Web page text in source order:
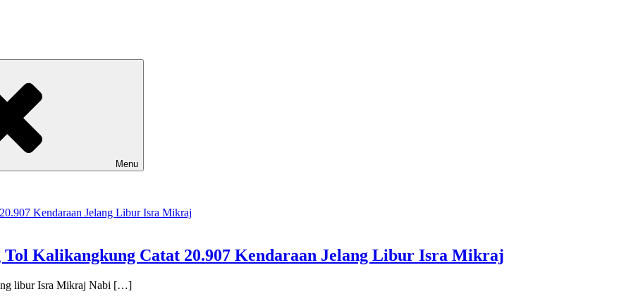
Menu
Kalikangkung Catat 20.907 Kendaraan Jelang Libur Isra Mikraj
libur Isra Mikraj Nabi […]